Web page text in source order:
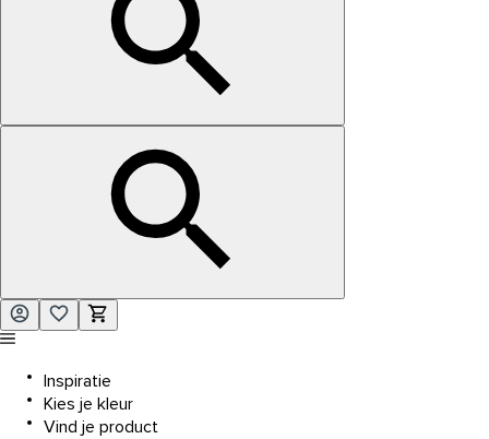
Inspiratie
Kies je kleur
Vind je product